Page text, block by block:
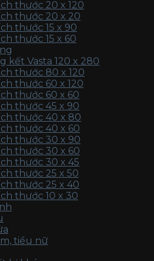
thước 20 x 120
thước 20 x 20
thước 15 x 90
thước 15 x 60
kết Vasta 120 x 280
thước 80 x 120
thước 60 x 120
thước 60 x 60
thước 45 x 90
thước 40 x 80
thước 40 x 60
thước 30 x 90
thước 30 x 60
thước 30 x 45
thước 25 x 50
thước 25 x 40
thước 10 x 30
tiểu nữ